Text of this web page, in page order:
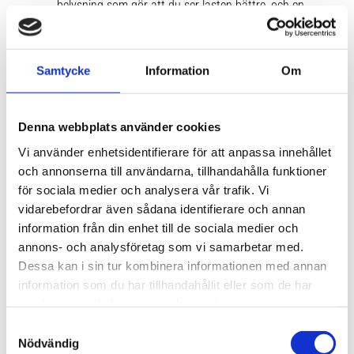
Samtycke Information Om
Denna webbplats använder cookies
Vi använder enhetsidentifierare för att anpassa innehållet
och annonserna till användarna, tillhandahålla funktioner
för sociala medier och analysera vår trafik. Vi
vidarebefordrar även sådana identifierare och annan
information från din enhet till de sociala medier och
annons- och analysföretag som vi samarbetar med.
Dessa kan i sin tur kombinera informationen med annan
information som du har tillhandahållit eller som de har
Nödvändig
belysning som gör att du ser lasten bättre, och en
dragrem för locket för enkel öppning och stängning,
Video
Relaterade produkter:
NYHET!
Lägg till i favoriter Lägg